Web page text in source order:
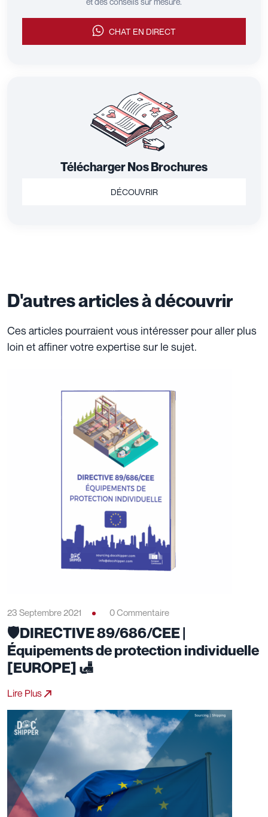
CHAT EN DIRECT
Télécharger Nos Brochures
DÉCOUVRIR
D'autres articles à découvrir
Ces articles pourraient vous intéresser pour aller plus
loin et affiner votre expertise sur le sujet.
23 Septembre 2021 0 Commentaire
🛡️DIRECTIVE 89/686/CEE |
Équipements de protection individuelle
[EUROPE] 🛃
Lire Plus